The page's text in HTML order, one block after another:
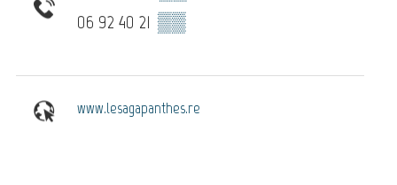
06 92 40 21 ▒▒
www.lesagapanthes.re